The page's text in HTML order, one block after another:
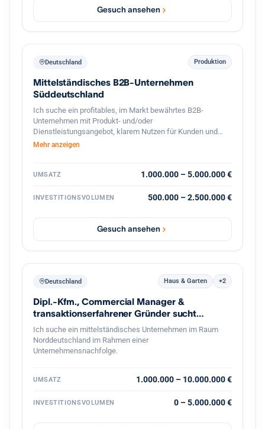
Gesuch ansehen
Deutschland Produktion
Mittelständisches B2B-Unternehmen
Süddeutschland
Ich suche ein profitables, im Markt bewährtes B2B-
Unternehmen mit Produkt- und/oder
Dienstleistungsangebot, klarem Nutzen für Kunden und
stabilen Geschäftsbeziehungen. Bevorzugt sind
eine überschaubare, gut führbare Unternehmensgröße.
Wachstumspotenzial, solider Ertragskraft und konservativ
Sanierungsfälle, reine Handels- oder Distributionsmodelle.
Mehr anzeigen
UMSATZ 1.000.000 – 5.000.000 €
INVESTITIONSVOLUMEN 500.000 – 2.500.000 €
Gesuch ansehen
Deutschland Haus & Garten +2
Dipl.-Kfm., Commercial Manager &
transaktionserfahrener Gründer sucht
Nachfolge
Ich suche ein mittelständisches Unternehmen im Raum
Norddeutschland im Rahmen einer
Unternehmensnachfolge.
UMSATZ 1.000.000 – 10.000.000 €
INVESTITIONSVOLUMEN 0 – 5.000.000 €